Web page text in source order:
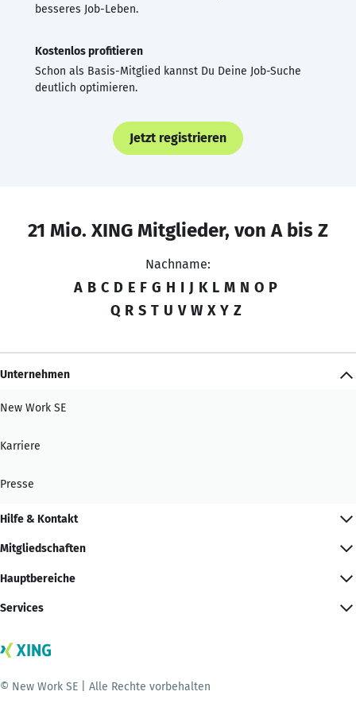
besseres Job-Leben.
Kostenlos profitieren
Schon als Basis-Mitglied kannst Du Deine Job-Suche
deutlich optimieren.
Jetzt registrieren
21 Mio. XING Mitglieder, von A bis Z
Nachname:
A B C D E F G H I J K L M N O P
Q R S T U V W X Y Z
Unternehmen
New Work SE
Karriere
Presse
Hilfe & Kontakt
Mitgliedschaften
Hauptbereiche
Services
© New Work SE | Alle Rechte vorbehalten